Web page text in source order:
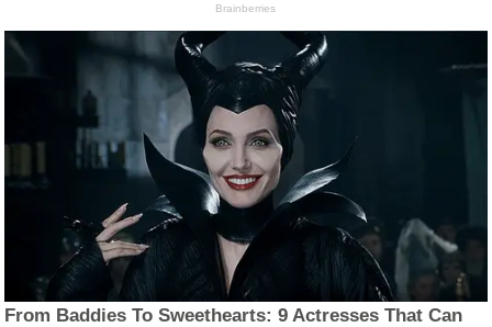
Brainberries
From Baddies To Sweethearts: 9 Actresses That Can